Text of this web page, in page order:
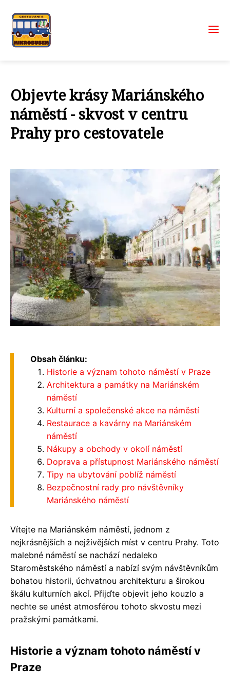
Objevte krásy Mariánského
náměstí - skvost v centru
Prahy pro cestovatele
Obsah článku:
Historie a význam tohoto náměstí v Praze
Architektura a památky na Mariánském
náměstí
Kulturní a společenské akce na náměstí
Restaurace a kavárny na Mariánském
náměstí
Nákupy a obchody v okolí náměstí
Doprava a přístupnost Mariánského náměstí
Tipy na ubytování poblíž náměstí
Bezpečnostní rady pro návštěvníky
Mariánského náměstí
Vítejte na Mariánském náměstí, jednom z
nejkrásnějších a nejživějších míst v centru Prahy. Toto
malebné náměstí se nachází nedaleko
Staroměstského náměstí a nabízí svým návštěvníkům
bohatou historii, úchvatnou architekturu a širokou
škálu kulturních akcí. Přijďte objevit jeho kouzlo a
nechte se unést atmosférou tohoto skvostu mezi
pražskými památkami.
Historie a význam tohoto náměstí v
Praze